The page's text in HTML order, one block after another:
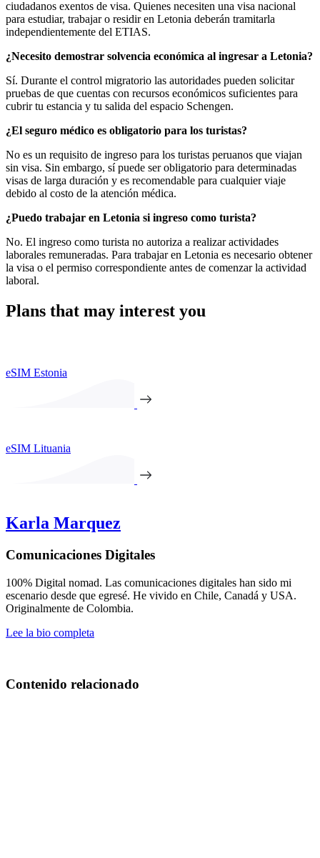
ciudadanos exentos de visa. Quienes necesiten una visa nacional
para estudiar, trabajar o residir en Letonia deberán tramitarla
independientemente del ETIAS.
¿Necesito demostrar solvencia económica al ingresar a Letonia?
Sí. Durante el control migratorio las autoridades pueden solicitar
pruebas de que cuentas con recursos económicos suficientes para
cubrir tu estancia y tu salida del espacio Schengen.
¿El seguro médico es obligatorio para los turistas?
No es un requisito de ingreso para los turistas peruanos que viajan
sin visa. Sin embargo, sí puede ser obligatorio para determinadas
visas de larga duración y es recomendable para cualquier viaje
debido al costo de la atención médica.
¿Puedo trabajar en Letonia si ingreso como turista?
No. El ingreso como turista no autoriza a realizar actividades
laborales remuneradas. Para trabajar en Letonia es necesario obtener
la visa o el permiso correspondiente antes de comenzar la actividad
laboral.
Plans that may interest you
eSIM Estonia
eSIM Lituania
Karla Marquez
Comunicaciones Digitales
100% Digital nomad. Las comunicaciones digitales han sido mi
escenario desde que egresé. He vivido en Chile, Canadá y USA.
Originalmente de Colombia.
Lee la bio completa
Contenido relacionado